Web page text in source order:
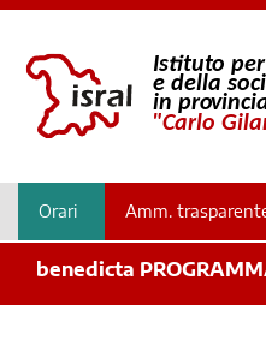
Orari Amm.
benedicta